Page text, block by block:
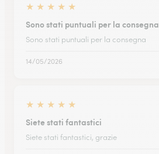
★ ★ ★ ★ ★
Sono stati puntuali per la consegna
Sono stati puntuali per la consegna
14/05/2026
★ ★ ★ ★ ★
Siete stati fantastici
Siete stati fantastici, grazie